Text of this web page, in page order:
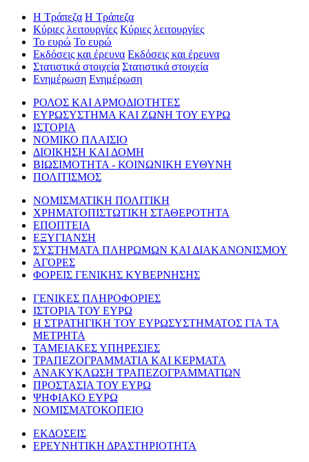
Η Τράπεζα Η Τράπεζα
Κύριες λειτουργίες Κύριες λειτουργίες
Το ευρώ Το ευρώ
Εκδόσεις και έρευνα Εκδόσεις και έρευνα
Στατιστικά στοιχεία Στατιστικά στοιχεία
Ενημέρωση Ενημέρωση
ΡΟΛΟΣ ΚΑΙ ΑΡΜΟΔΙΟΤΗΤΕΣ
ΕΥΡΩΣΥΣΤΗΜΑ ΚΑΙ ΖΩΝΗ ΤΟΥ ΕΥΡΩ
ΙΣΤΟΡΙΑ
ΝΟΜΙΚΟ ΠΛΑΙΣΙΟ
ΔΙΟΙΚΗΣΗ ΚΑΙ ΔΟΜΗ
ΒΙΩΣΙΜΟΤΗΤΑ - ΚΟΙΝΩΝΙΚΗ ΕΥΘΥΝΗ
ΠΟΛΙΤΙΣΜΟΣ
ΝΟΜΙΣΜΑΤΙΚΗ ΠΟΛΙΤΙΚΗ
ΧΡΗΜΑΤΟΠΙΣΤΩΤΙΚΗ ΣΤΑΘΕΡΟΤΗΤΑ
ΕΠΟΠΤΕΙΑ
ΕΞΥΓΙΑΝΣΗ
ΣΥΣΤΗΜΑΤΑ ΠΛΗΡΩΜΩΝ ΚΑΙ ΔΙΑΚΑΝΟΝΙΣΜΟΥ
ΑΓΟΡΕΣ
ΦΟΡΕΙΣ ΓΕΝΙΚΗΣ ΚΥΒΕΡΝΗΣΗΣ
ΓΕΝΙΚΕΣ ΠΛΗΡΟΦΟΡΙΕΣ
ΙΣΤΟΡΙΑ ΤΟΥ ΕΥΡΩ
Η ΣΤΡΑΤΗΓΙΚΗ ΤΟΥ ΕΥΡΩΣΥΣΤΗΜΑΤΟΣ ΓΙΑ ΤΑ
ΜΕΤΡΗΤΑ
ΤΑΜΕΙΑΚΕΣ ΥΠΗΡΕΣΙΕΣ
ΤΡΑΠΕΖΟΓΡΑΜΜΑΤΙΑ ΚΑΙ ΚΕΡΜΑΤΑ
ΑΝΑΚΥΚΛΩΣΗ ΤΡΑΠΕΖΟΓΡΑΜΜΑΤΙΩΝ
ΠΡΟΣΤΑΣΙΑ ΤΟΥ ΕΥΡΩ
ΨΗΦΙΑΚΟ ΕΥΡΩ
ΝΟΜΙΣΜΑΤΟΚΟΠΕΙΟ
ΕΚΔΟΣΕΙΣ
ΕΡΕΥΝΗΤΙΚΗ ΔΡΑΣΤΗΡΙΟΤΗΤΑ